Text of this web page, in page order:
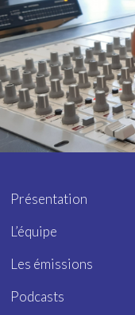
Présentation
L’équipe
Les émissions
Podcasts